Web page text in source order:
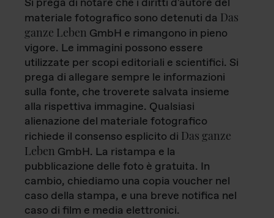
materiale fotografico sono detenuti da Das
ganze Leben GmbH e rimangono in pieno
vigore. Le immagini possono essere
utilizzate per scopi editoriali e scientifici. Si
prega di allegare sempre le informazioni
sulla fonte, che troverete salvata insieme
alla rispettiva immagine. Qualsiasi
alienazione del materiale fotografico
richiede il consenso esplicito di Das ganze
Leben GmbH. La ristampa e la
pubblicazione delle foto è gratuita. In
cambio, chiediamo una copia voucher nel
caso della stampa, e una breve notifica nel
caso di film e media elettronici.